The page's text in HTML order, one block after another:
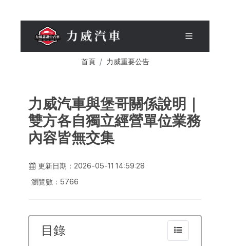
首頁 力威重要公告
力威汽車與堡哥關係說明｜
雙方各自獨立經營單位業務
內容皆無交集
更新日期：2026-05-11 14:59:28
瀏覽數：5766
目錄